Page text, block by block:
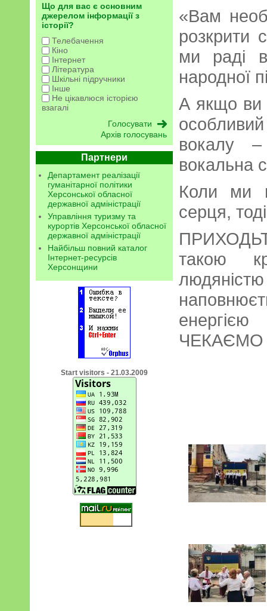
Що для вас є основним
джерелом інформації з
історії?
Телебачення
Кіно
Інтернет
Література
Шкільні підручники
Інше
Не цікавлюся історією
взагалі
Архів голосувань
Партнери
Департамент реалізації
гуманітарної політики
Херсонської обласної
державної адміністрації
Управління туризму та
курортів Херсонської обласної
державної адміністрації
Найбільш повний каталог
Інтернет-ресурсів
Херсонщини
Start visitors - 21.03.2009
«Вам
розкрити
ми раді
народної
А якщо ви
вокалу
вокальна
Коли ми
серця,
такою
ЧЕКАЄМО